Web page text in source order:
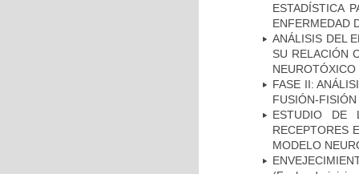
ESTADÍSTICA
ENFERMEDAD
ANÁLISIS DEL
SU RELACIÓN
NEUROTÓXICO
FASE II:
FUSIÓN-
ESTUDIO DE
RECEPTORES
MODELO